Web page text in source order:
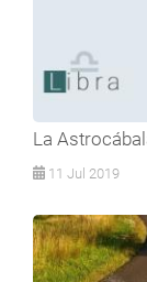
La
11 Jul 2019